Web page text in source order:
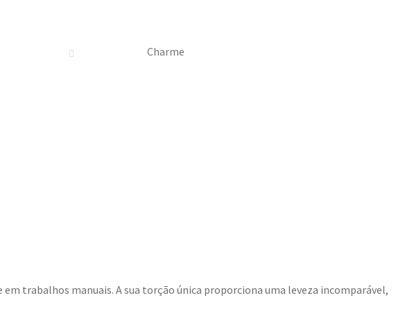
Charme
trabalhos manuais. A sua torção única proporciona uma leveza incomparável,